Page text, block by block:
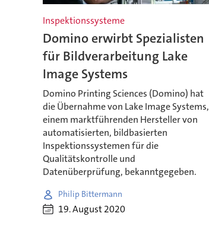
Inspektionssysteme
Domino erwirbt Spezialisten
für Bildverarbeitung Lake
Image Systems
Domino Printing Sciences (Domino) hat
die Übernahme von Lake Image Systems,
einem marktführenden Hersteller von
automatisierten, bildbasierten
Inspektionssystemen für die
Qualitätskontrolle und
Datenüberprüfung, bekanntgegeben.
Philip Bittermann
19. August 2020